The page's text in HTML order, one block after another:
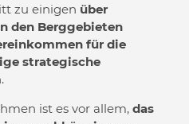
zu einigen über
den Berggebieten
für die
strategische
ist es vor allem, das